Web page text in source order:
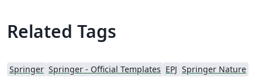
Related Tags
Springer Springer - Official Templates EPJ Springer Nature